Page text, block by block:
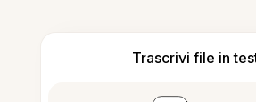
Trascrivi file in